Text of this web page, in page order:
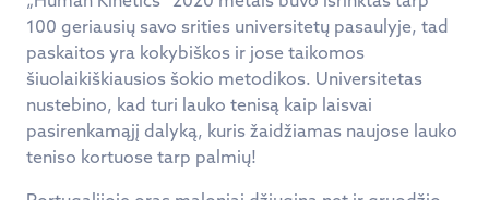
100 geriausių savo srities universitetų pasaulyje, tad
paskaitos yra kokybiškos ir jose taikomos
šiuolaikiškiausios šokio metodikos. Universitetas
nustebino, kad turi lauko tenisą kaip laisvai
pasirenkamąjį dalyką, kuris žaidžiamas naujose lauko
teniso kortuose tarp palmių!